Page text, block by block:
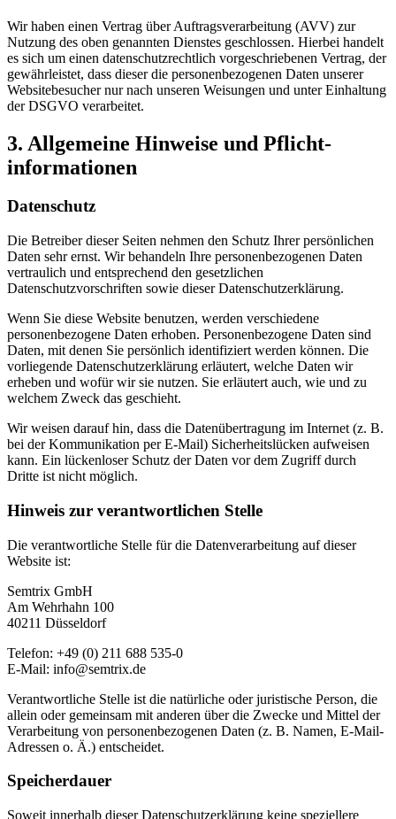
Wir haben einen Vertrag über Auftragsverarbeitung (AVV) zur
Nutzung des oben genannten Dienstes geschlossen. Hierbei handelt
es sich um einen datenschutzrechtlich vorgeschriebenen Vertrag, der
gewährleistet, dass dieser die personenbezogenen Daten unserer
Websitebesucher nur nach unseren Weisungen und unter Einhaltung
der DSGVO verarbeitet.
3. Allgemeine Hinweise und Pflicht­
informationen
Datenschutz
Die Betreiber dieser Seiten nehmen den Schutz Ihrer persönlichen
Daten sehr ernst. Wir behandeln Ihre personenbezogenen Daten
vertraulich und entsprechend den gesetzlichen
Datenschutzvorschriften sowie dieser Datenschutzerklärung.
Wenn Sie diese Website benutzen, werden verschiedene
personenbezogene Daten erhoben. Personenbezogene Daten sind
Daten, mit denen Sie persönlich identifiziert werden können. Die
vorliegende Datenschutzerklärung erläutert, welche Daten wir
erheben und wofür wir sie nutzen. Sie erläutert auch, wie und zu
welchem Zweck das geschieht.
Wir weisen darauf hin, dass die Datenübertragung im Internet (z. B.
bei der Kommunikation per E-Mail) Sicherheitslücken aufweisen
kann. Ein lückenloser Schutz der Daten vor dem Zugriff durch
Dritte ist nicht möglich.
Hinweis zur verantwortlichen Stelle
Die verantwortliche Stelle für die Datenverarbeitung auf dieser
Website ist:
Semtrix GmbH
Am Wehrhahn 100
40211 Düsseldorf
Telefon: +49 (0) 211 688 535-0
E-Mail: info@semtrix.de
Verantwortliche Stelle ist die natürliche oder juristische Person, die
allein oder gemeinsam mit anderen über die Zwecke und Mittel der
Verarbeitung von personenbezogenen Daten (z. B. Namen, E-Mail-
Adressen o. Ä.) entscheidet.
Speicherdauer
Soweit innerhalb dieser Datenschutzerklärung keine speziellere